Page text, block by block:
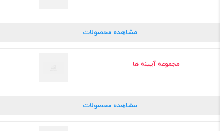
مشاهده محصولات
مجموعه آیینه ها
مشاهده محصولات